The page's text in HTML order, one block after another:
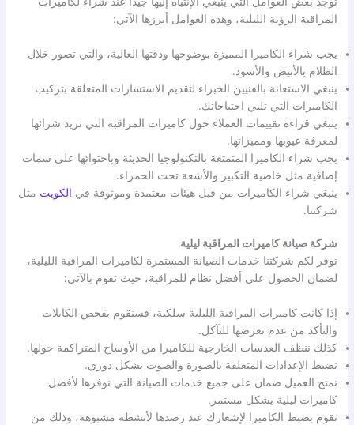
المراقبة الرؤية الليلية، وهذه العوامل أبرزها الآتي:
يجب شراء الكاميرا المميزة بوضوحها ودقتها العالية، والتي تصور خلال
الظلام بالأبيض والأسود.
ينبغي الاستعانة بالفنيين الخبراء لتقديم الاستشارات المتعلقة بتركيب
الكاميرات التي تلبي احتياجاتك.
ينبغي قراءة تقييمات العملاء حول كاميرات المراقبة التي تريد شرائها
لمعرفة عيوبها ومميزاتها.
يجب شراء الكاميرا المتمتعة بالتكنولوجيا الحديثة وباحتوائها على سمات
إضافية مثل خاصية التكبير والأشعة تحت الحمراء.
ينبغي شراء الكاميرات من قبل هيئات معتمدة وموثوقة في الكويت مثل
شركتنا.
شركة صيانة كاميرات المراقبة ليلية
توفر لكم شركتنا خدمات الصيانة المستمرة لكاميرات المراقبة الليلية،
لضمان الحصول على أفضل نظام للمراقبة، حيث تقوم بالآتي:
إذا كانت كاميرات المراقبة الليلية سلكية، فسنقوم بفحص الكابلات
والتأكد من عدم تعرضها للتآكل.
كذلك ننظف العدسات الخارجية للكاميرا من الأوساخ المتراكمة حولها.
نضبط الإعدادات المتعلقة بالصورة والصوت بشكل دوري.
نمنح العميل ضمان على جميع خدمات الصيانة التي نوفرها لأفضل
كاميرات ليلية بشكل مستمر.
نقوم بضبط الكاميرا لإشعارك عند رصدها لأنشطة مشبوهة، وذلك من